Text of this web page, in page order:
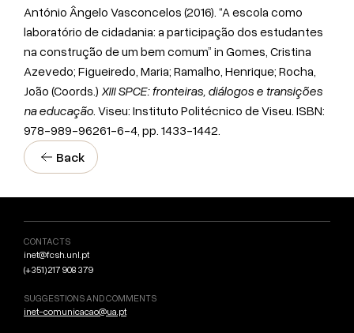
António Ângelo Vasconcelos (2016). “A escola como
laboratório de cidadania: a participação dos estudantes
na construção de um bem comum” in Gomes, Cristina
Azevedo; Figueiredo, Maria; Ramalho, Henrique; Rocha,
João (Coords.) XIII SPCE: fronteiras, diálogos e transições
na educação. Viseu: Instituto Politécnico de Viseu. ISBN:
978-989-96261-6-4, pp. 1433-1442.
Back
CONTACTS
inet@fcsh.unl.pt
(+351) 217 908 379
SUGGESTIONS AND COMMENTS
inet-comunicacao@ua.pt